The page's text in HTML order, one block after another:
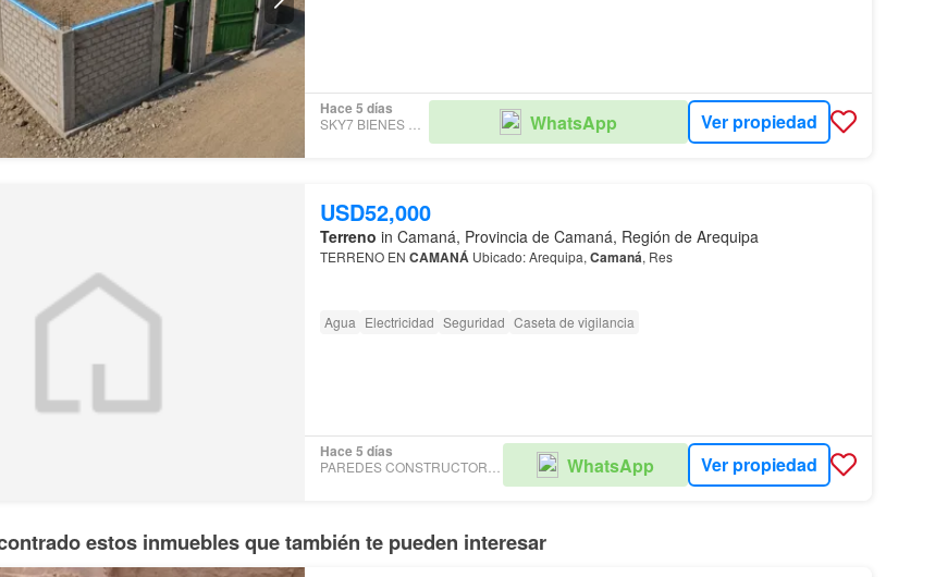
Hace 5 días
SKY7 BIENES RAÍCES WhatsApp Ver propiedad
USD52,000
Terreno in Camaná, Provincia de Camaná, Región de Arequipa
TERRENO EN CAMANÁ Ubicado: Arequipa, Camaná, Res
Agua Electricidad Seguridad Caseta de vigilancia
Hace 5 días
WhatsApp Ver propiedad
estos inmuebles que también te pueden interesar